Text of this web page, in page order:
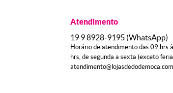
Atendimento
19 98928-9195 (WhatsApp)
Horário de atendimento das 09 hrs
hrs, de segunda a sexta (exceto